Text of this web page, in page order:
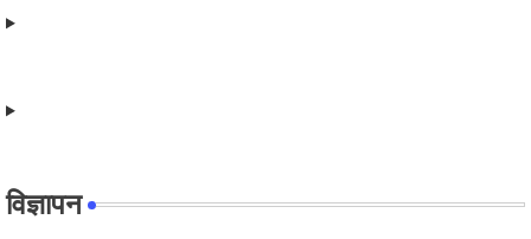
विज्ञापन